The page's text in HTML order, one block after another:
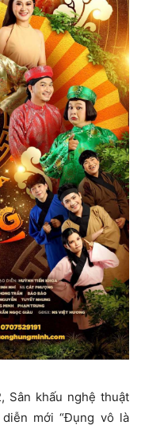
Sân khấu nghệ thuật
mới “Đụng vô là